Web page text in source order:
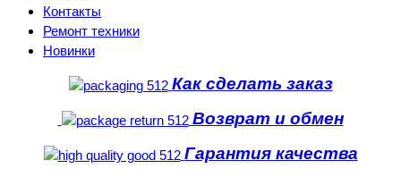
Контакты
Ремонт техники
Новинки
Как сделать заказ
Возврат и обмен
Гарантия качества